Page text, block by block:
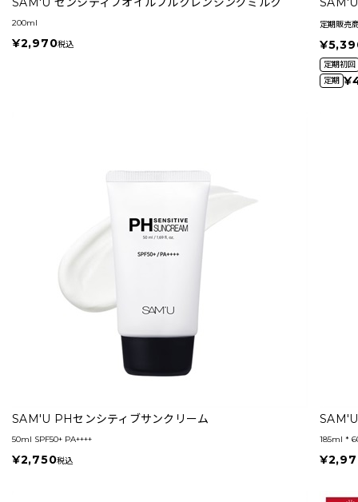
200ml
¥2,970税込
定期販売
定期初回
定期
SAM'U PHセンシティブサンクリーム
50ml SPF50+ PA++++
¥2,750税込
185ml *